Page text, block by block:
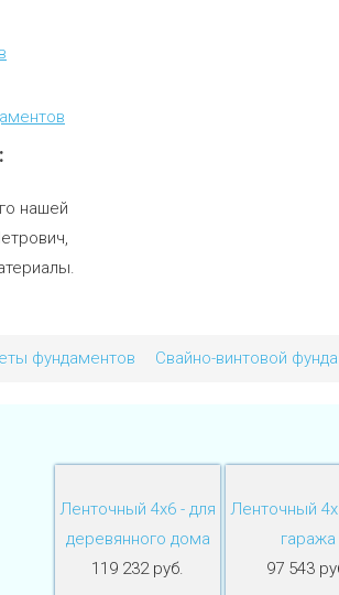
нашей
фундаментов Свайно-винтовой
Ленточный 4х6 - для
деревянного дома
119 232 руб.
Ленточный
гаража
97 543